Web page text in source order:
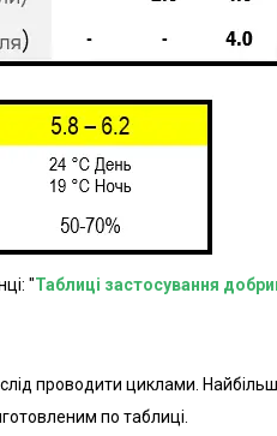
"Таблиці застосування
проводити циклами.
по таблиці.